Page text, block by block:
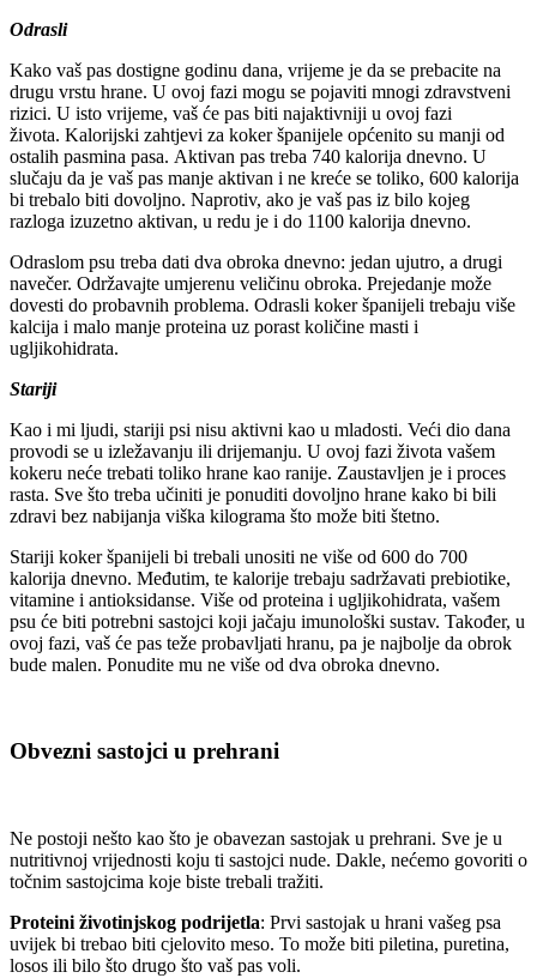
Odrasli
Kako vaš pas dostigne godinu dana, vrijeme je da se prebacite na
drugu vrstu hrane. U ovoj fazi mogu se pojaviti mnogi zdravstveni
rizici. U isto vrijeme, vaš će pas biti najaktivniji u ovoj fazi
života. Kalorijski zahtjevi za koker španijele općenito su manji od
ostalih pasmina pasa. Aktivan pas treba 740 kalorija dnevno. U
slučaju da je vaš pas manje aktivan i ne kreće se toliko, 600 kalorija
bi trebalo biti dovoljno. Naprotiv, ako je vaš pas iz bilo kojeg
razloga izuzetno aktivan, u redu je i do 1100 kalorija dnevno.
Odraslom psu treba dati dva obroka dnevno: jedan ujutro, a drugi
navečer. Održavajte umjerenu veličinu obroka. Prejedanje može
dovesti do probavnih problema. Odrasli koker španijeli trebaju više
kalcija i malo manje proteina uz porast količine masti i
ugljikohidrata.
Stariji
Kao i mi ljudi, stariji psi nisu aktivni kao u mladosti. Veći dio dana
provodi se u izležavanju ili drijemanju. U ovoj fazi života vašem
kokeru neće trebati toliko hrane kao ranije. Zaustavljen je i proces
rasta. Sve što treba učiniti je ponuditi dovoljno hrane kako bi bili
zdravi bez nabijanja viška kilograma što može biti štetno.
Stariji koker španijeli bi trebali unositi ne više od 600 do 700
kalorija dnevno. Međutim, te kalorije trebaju sadržavati prebiotike,
vitamine i antioksidanse. Više od proteina i ugljikohidrata, vašem
psu će biti potrebni sastojci koji jačaju imunološki sustav. Također, u
ovoj fazi, vaš će pas teže probavljati hranu, pa je najbolje da obrok
bude malen. Ponudite mu ne više od dva obroka dnevno.
Obvezni sastojci u prehrani
Ne postoji nešto kao što je obavezan sastojak u prehrani. Sve je u
nutritivnoj vrijednosti koju ti sastojci nude. Dakle, nećemo govoriti o
točnim sastojcima koje biste trebali tražiti.
Proteini životinjskog podrijetla: Prvi sastojak u hrani vašeg psa
uvijek bi trebao biti cjelovito meso. To može biti piletina, puretina,
losos ili bilo što drugo što vaš pas voli.